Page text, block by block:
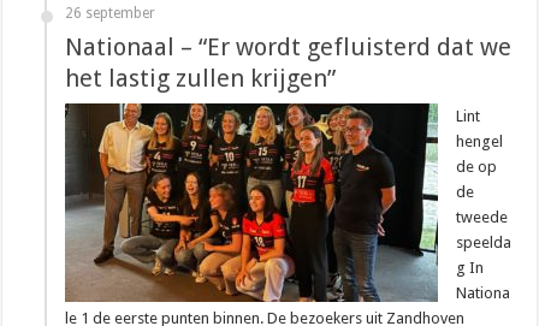
26 september
Nationaal – “Er wordt gefluisterd dat we
het lastig zullen krijgen”
Lint
hengel
de op
de
tweede
speelda
g In
Nationa
le 1 de eerste punten binnen. De bezoekers uit Zandhoven